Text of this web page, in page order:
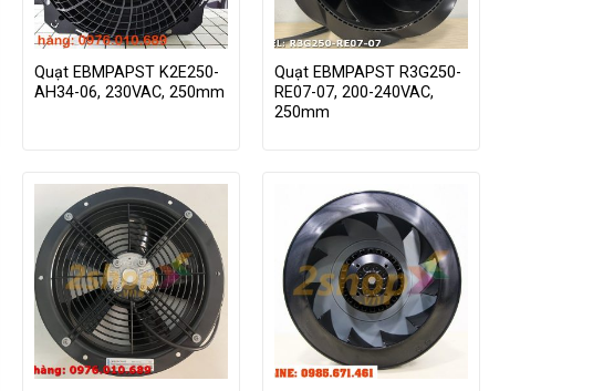
Quạt EBMPAPST K2E250-
AH34-06, 230VAC, 250mm
Quạt EBMPAPST R3G250-
RE07-07, 200-240VAC,
250mm